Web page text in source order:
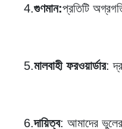
4.গুণমান:প্রতিটি
5.মালবাহী ফরওয়ার্ডার:
6.দায়িত্ব: আমাদের